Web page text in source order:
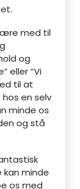
med til
og
eller “Vi
til at
en selv
minde os
og stå
minde
os med